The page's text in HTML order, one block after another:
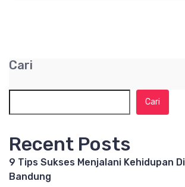
Cari
Cari
Recent Posts
9 Tips Sukses Menjalani Kehidupan
Bandung